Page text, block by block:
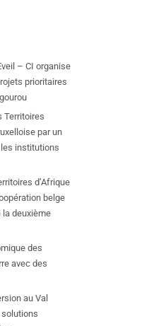
– CI organise
prioritaires
Territoires
par un
institutions
d’Afrique
belge
deuxième
des
avec des
au Val
solutions